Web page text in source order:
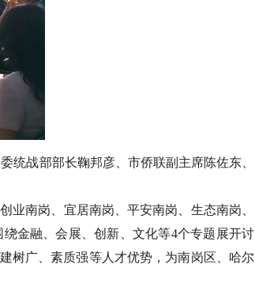
统战部部长鞠邦彦、市侨联副主席陈佐东、
业南岗、宜居南岗、平安南岗、生态南岗、
金融、会展、创新、文化等4个专题展开讨
树广、素质强等人才优势，为南岗区、哈尔